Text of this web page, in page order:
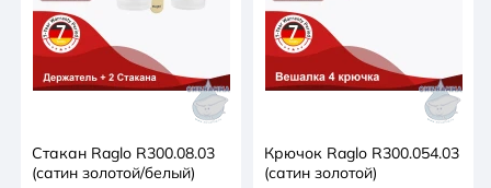
Стакан Raglo R300.08.03
(сатин золотой/белый)
Крючок Raglo R300.054.03
(сатин золотой)